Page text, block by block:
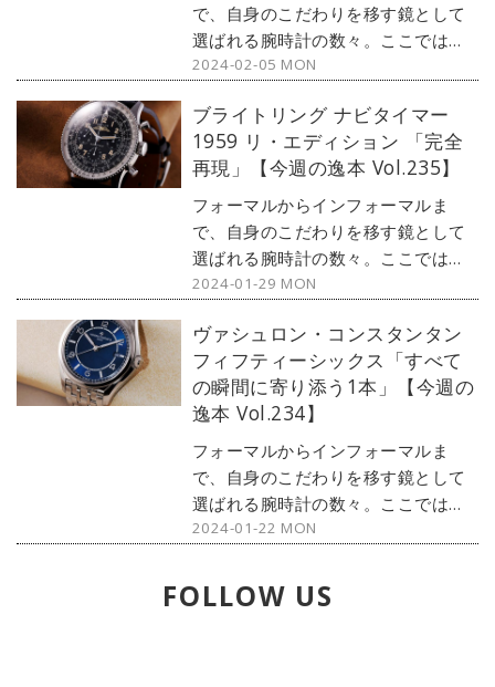
で、自身のこだわりを移す鏡として
選ばれる腕時計の数々。ここではブ
ランド腕時計専門店・MOON
デルからアンティークまで、見る者
の感性を刺激する1本をセレクト。今
回はパネライから、機能満載でガジ
ェット感溢れる『ルミノール1950
DAYS クロノ モノプルサンテ
GMT』をご紹介しよう。
2024-02-05 MON
ブライトリング ナビタイマー
1959 リ・エディション 「完全
再現」【今週の逸本 Vol.235】
フォーマルからインフォーマルま
で、自身のこだわりを移す鏡として
選ばれる腕時計の数々。ここではブ
ランド腕時計専門店・MOON
デルからアンティークまで、見る者
の感性を刺激する1本をセレクト。今
回はブライトリングのナビタイマー
から、1959年の復刻モデル『1959
リ・エディション』をご紹介しよ
う。
2024-01-29 MON
ヴァシュロン・コンスタンタン
フィフティーシックス「すべて
の瞬間に寄り添う1本」【今週の
逸本 Vol.234】
フォーマルからインフォーマルま
で、自身のこだわりを移す鏡として
選ばれる腕時計の数々。ここではブ
ランド腕時計専門店・MOON
デルからアンティークまで、見る者
の感性を刺激する1本をセレクト。今
2024-01-22 MON
FOLLOW US